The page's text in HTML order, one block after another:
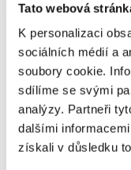
Tato webová
K personalizaci
sociálních médií a
soubory cookie.
sdílíme se svými
analýzy. Partneři
dalšími
získali v důsledku
společnosti. Tento
ty, kteří chtějí
nechtějí řešit jeho
leasing často
pojištění, servis a
pro ty, kteří
starosti s provozem
nikdy nebude vaše
pokračovat s